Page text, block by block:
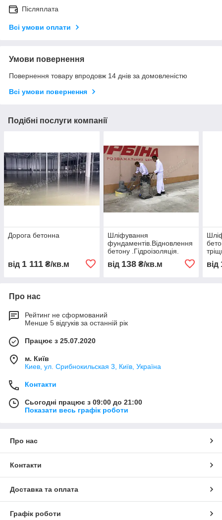
Післяплата
Всі умови оплати
Умови повернення
Повернення товару впродовж 14 днів за домовленістю
Всі умови повернення
Подібні послуги компанії
Дорога бетонна
від 1 111 ₴/кв.м
Шліфування
фундаментів.Відновлення
бетону .Гідроізоляція.
від 138₴/кв.м від
Про нас
Рейтинг не сформований
Менше 5 відгуків за останній рік
Працює з 25.07.2020
м. Київ
Киев, ул. Срибнокильская 3, Київ, Україна
Контакти
Сьогодні працює з 09:00 до 21:00
Показати весь графік роботи
Про нас
Контакти
Доставка та оплата
Графік роботи